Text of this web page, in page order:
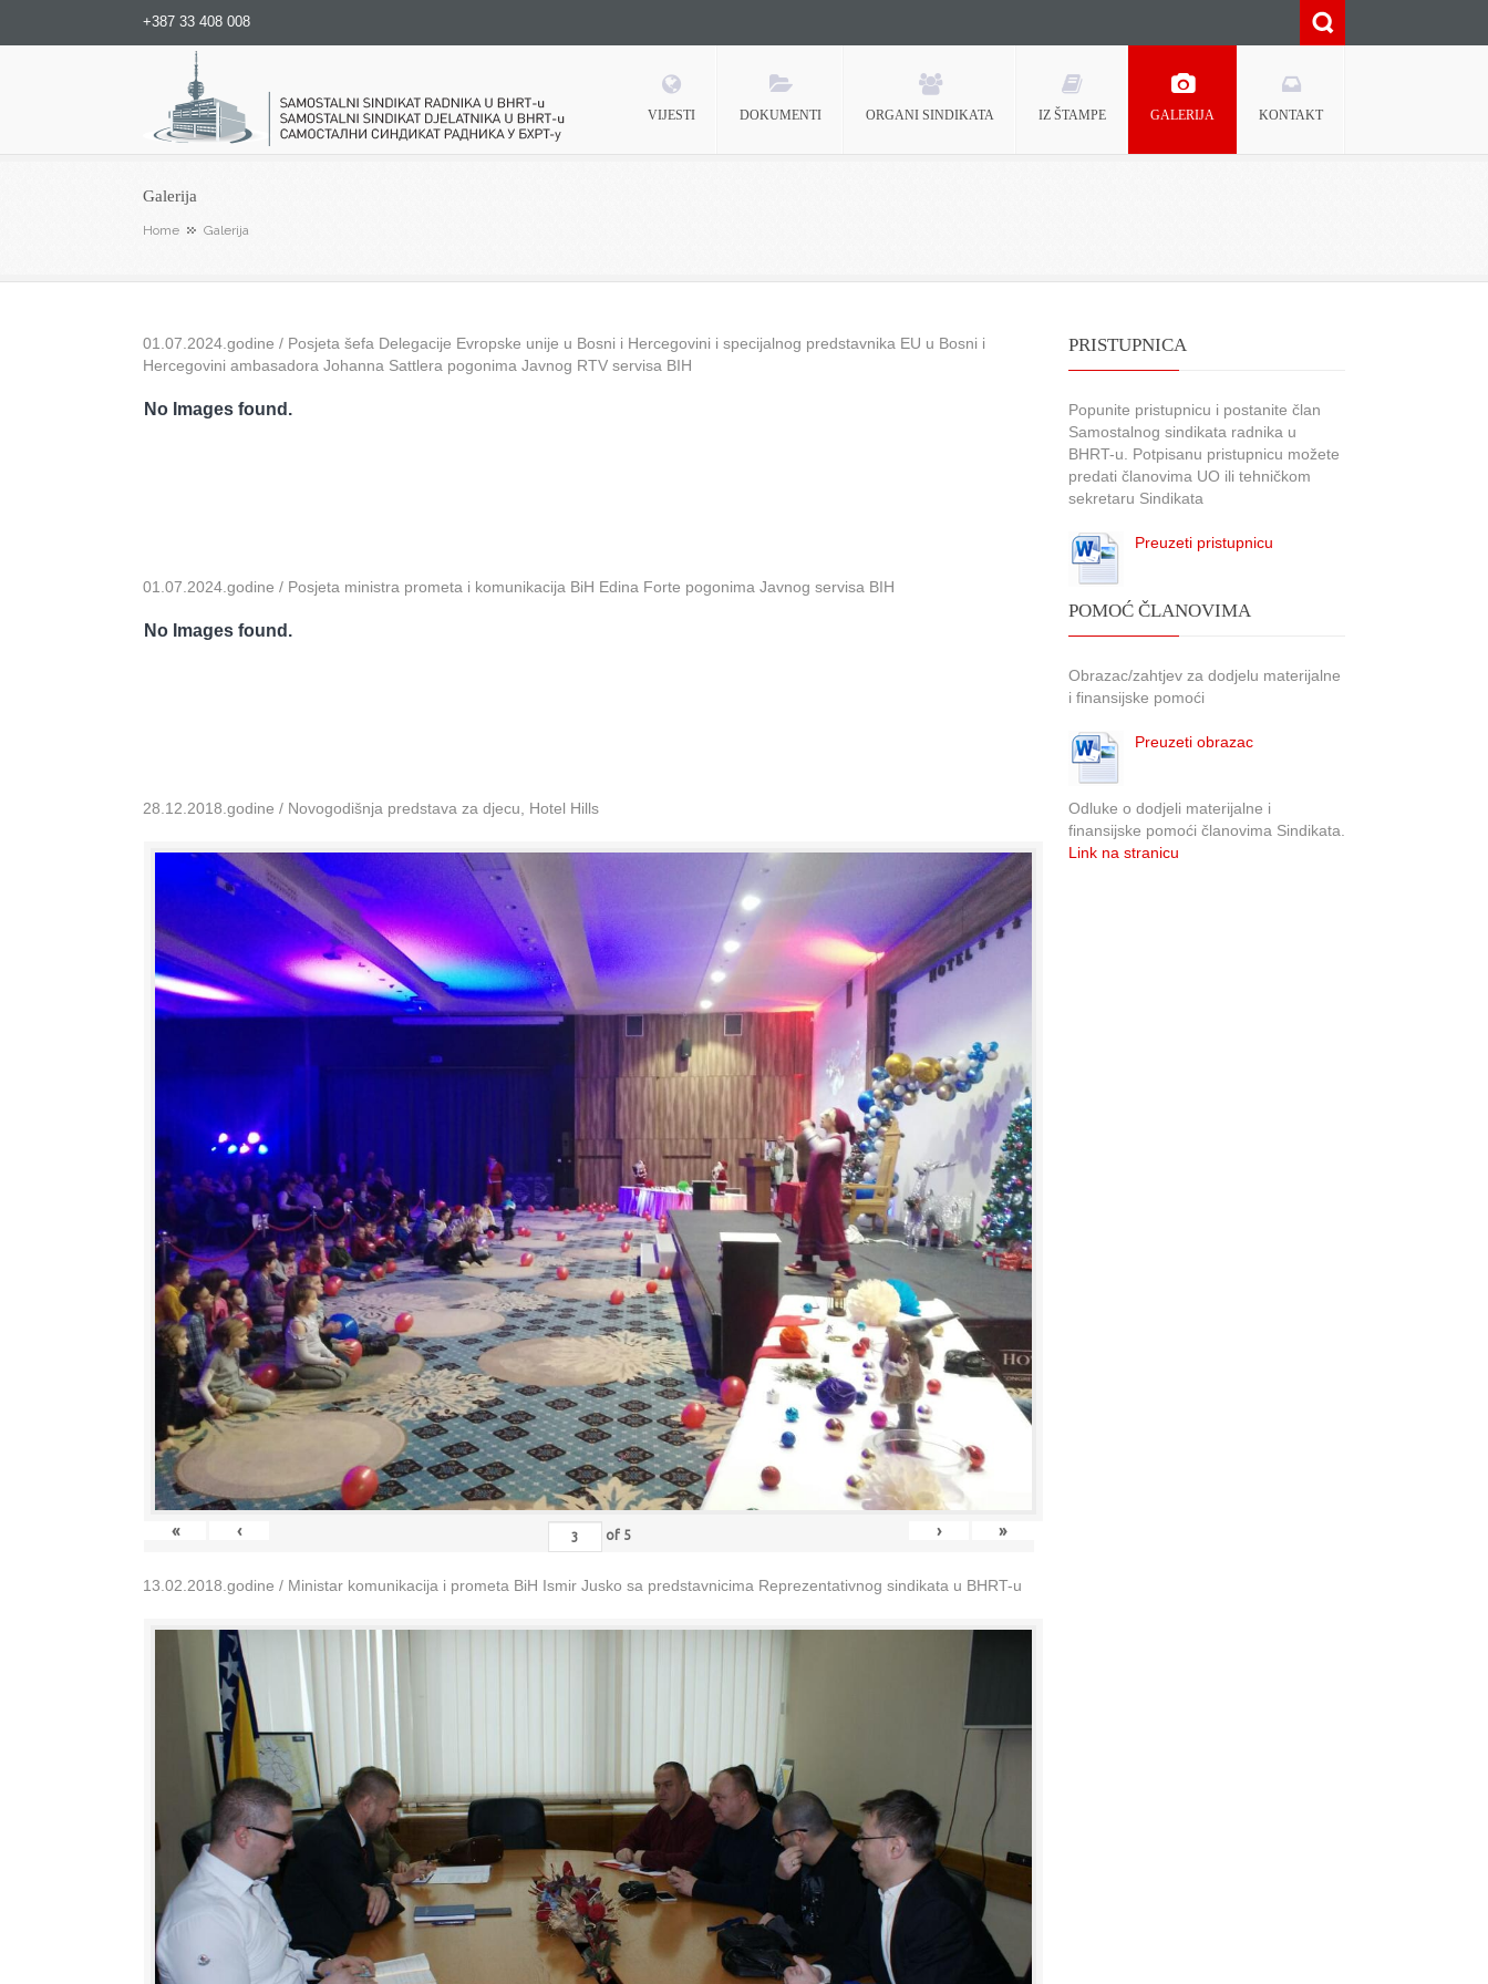
+387 33 408 008
Samostalni sindikat radnika u BHRT-u
VIJESTI DOKUMENTI ORGANI SINDIKATA IZ ŠTAMPE GALERIJA KONTAKT
Galerija
Home Galerija
01.07.2024.godine / Posjeta šefa Delegacije Evropske unije u Bosni i Hercegovini i specijalnog predstavnika EU u Bosni i
Hercegovini ambasadora Johanna Sattlera pogonima Javnog RTV servisa BIH
No Images found.
01.07.2024.godine / Posjeta ministra prometa i komunikacija BiH Edina Forte pogonima Javnog servisa BIH
No Images found.
28.12.2018.godine / Novogodišnja predstava za djecu, Hotel Hills
« ‹ of 5 › »
13.02.2018.godine / Ministar komunikacija i prometa BiH Ismir Jusko sa predstavnicima Reprezentativnog sindikata u BHRT-u
PRISTUPNICA
Popunite pristupnicu i postanite član
Samostalnog sindikata radnika u
BHRT-u. Potpisanu pristupnicu možete
predati članovima UO ili tehničkom
sekretaru Sindikata
Preuzeti pristupnicu
POMOĆ ČLANOVIMA
Obrazac/zahtjev za dodjelu materijalne
i finansijske pomoći
Preuzeti obrazac
Odluke o dodjeli materijalne i
finansijske pomoći članovima Sindikata.
Link na stranicu